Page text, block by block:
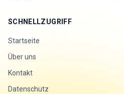
SCHNELLZUGRIFF
Startseite
Über uns
Kontakt
Datenschutz